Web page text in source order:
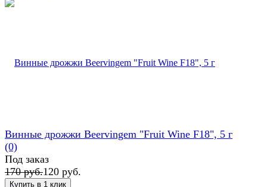
Винные дрожжи Beervingem "Fruit Wine F18", 5 г
(0)
Под заказ
170 руб.120 руб.